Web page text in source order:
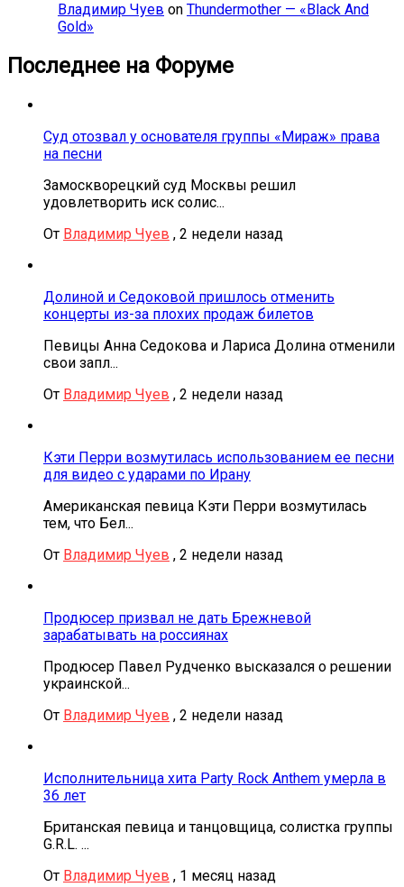
Владимир Чуев on Thundermother — «Black And
Gold»
Последнее на Форуме
Суд отозвал у основателя группы «Мираж» права
на песни
Замоскворецкий суд Москвы решил
удовлетворить иск солис...
От Владимир Чуев , 2 недели назад
Долиной и Седоковой пришлось отменить
концерты из-за плохих продаж билетов
Певицы Анна Седокова и Лариса Долина отменили
свои запл...
От Владимир Чуев , 2 недели назад
Кэти Перри возмутилась использованием ее песни
для видео с ударами по Ирану
Американская певица Кэти Перри возмутилась
тем, что Бел...
От Владимир Чуев , 2 недели назад
Продюсер призвал не дать Брежневой
зарабатывать на россиянах
Продюсер Павел Рудченко высказался о решении
украинской...
От Владимир Чуев , 2 недели назад
Исполнительница хита Party Rock Anthem умерла в
36 лет
Британская певица и танцовщица, солистка группы
G.R.L. ...
От Владимир Чуев , 1 месяц назад